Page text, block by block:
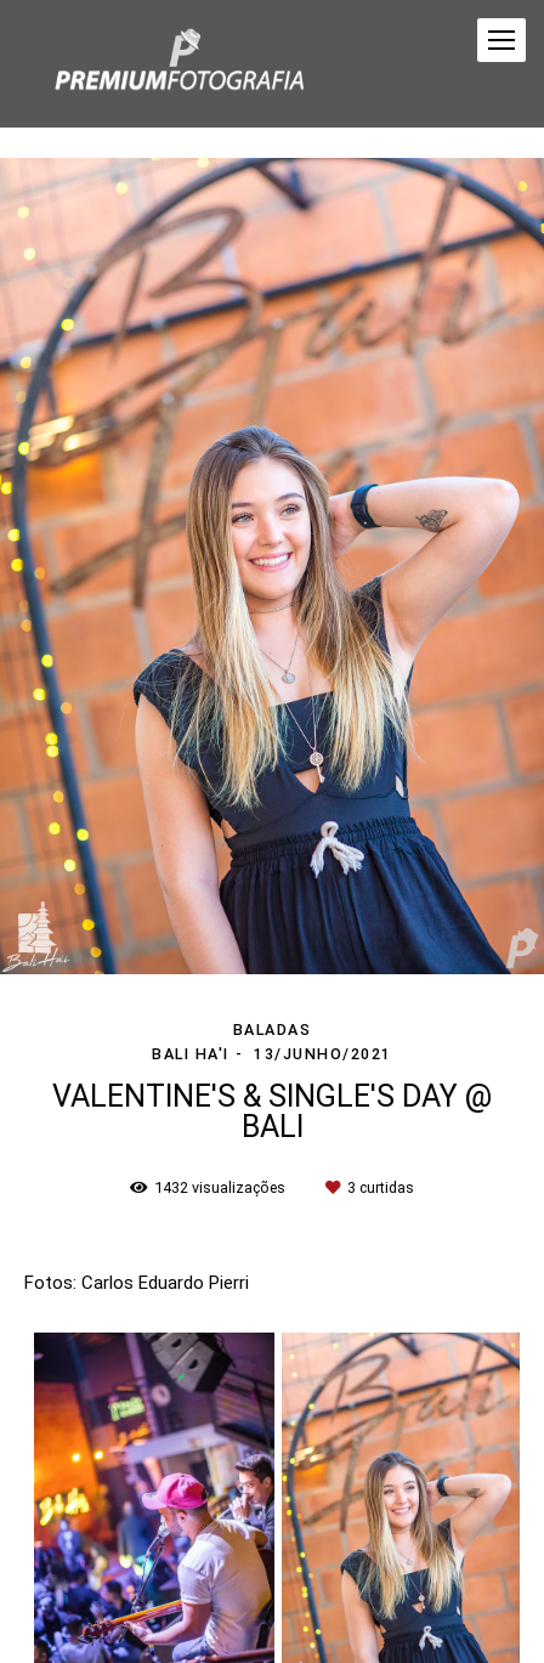
BALADAS
BALI HA'I
13/JUNHO/2021
VALENTINE'S & SINGLE'S DAY @
BALI
1432 visualizações 3 curtidas
Fotos: Carlos Eduardo Pierri